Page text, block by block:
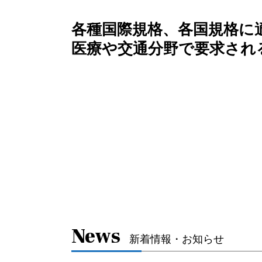
各種国際規格、各国規格に
医療や交通分野で要求され
News 新着情報・お知らせ